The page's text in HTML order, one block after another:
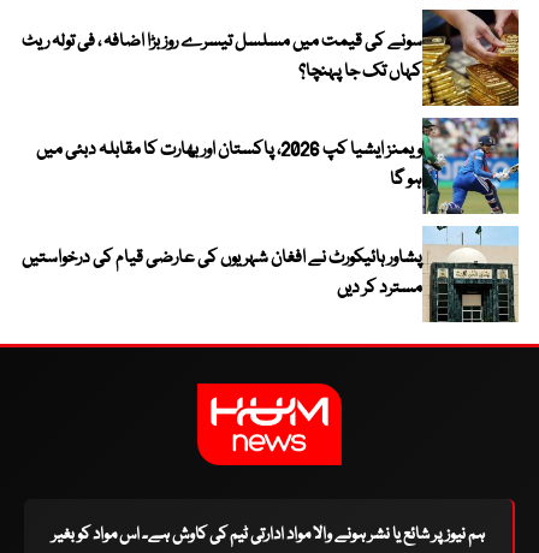
سونے کی قیمت میں مسلسل تیسرے روز بڑا اضافہ ، فی تولہ ریٹ
کہاں تک جا پہنچا؟
ویمنز ایشیا کپ 2026، پاکستان اور بھارت کا مقابلہ دبئی میں
ہو گا
پشاور ہائیکورٹ نے افغان شہریوں کی عارضی قیام کی درخواستیں
مسترد کر دیں
ہم نیوز پر شائع یا نشر ہونے والا مواد ادارتی ٹیم کی کاوش ہے۔ اس مواد کو بغیر